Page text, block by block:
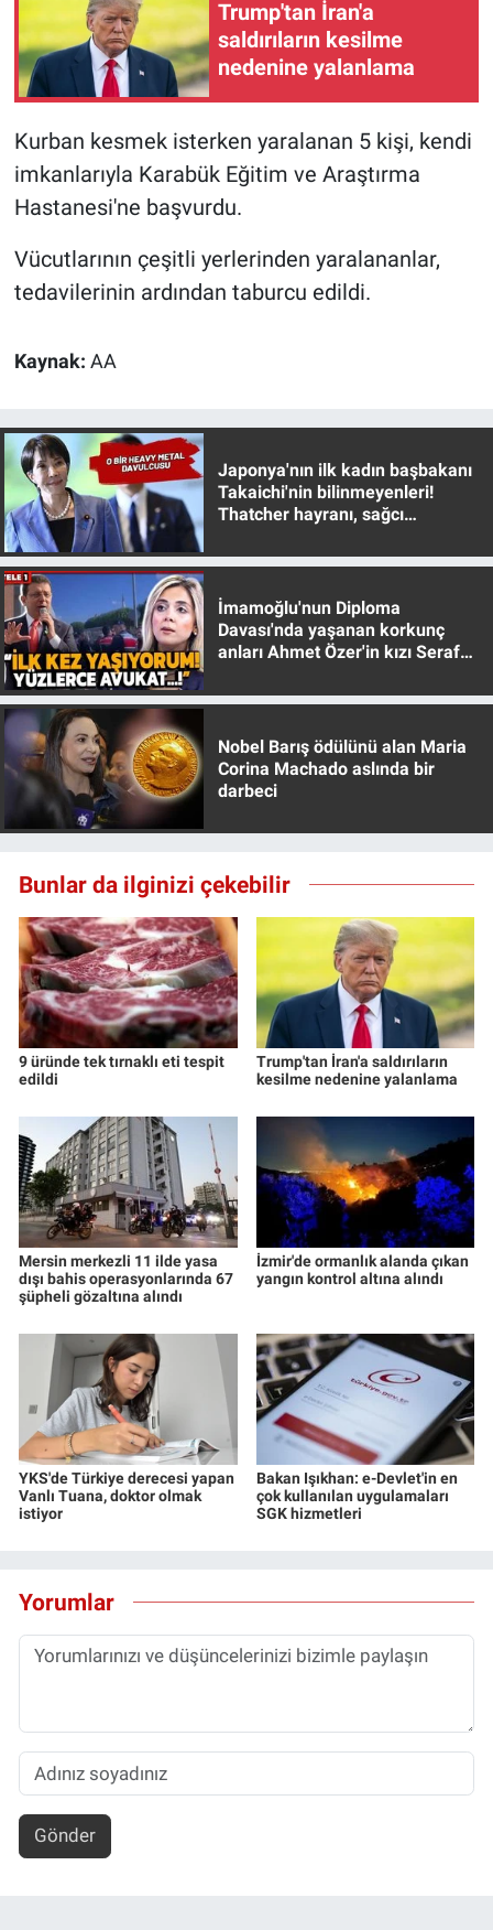
Trump'tan İran'a
saldırıların kesilme
nedenine yalanlama
Kurban kesmek isterken yaralanan 5 kişi, kendi
imkanlarıyla Karabük Eğitim ve Araştırma
Hastanesi'ne başvurdu.
Vücutlarının çeşitli yerlerinden yaralananlar,
tedavilerinin ardından taburcu edildi.
Kaynak: AA
Japonya'nın ilk kadın başbakanı
Takaichi'nin bilinmeyenleri!
Thatcher hayranı, sağcı
İmamoğlu'nun Diploma
Davası'nda yaşanan korkunç
anları Ahmet Özer'in kızı Seraf
Nobel Barış ödülünü alan Maria
Corina Machado aslında bir
darbeci
Bunlar da ilginizi çekebilir
9 üründe tek tırnaklı eti tespit
edildi
Trump'tan İran'a saldırıların
kesilme nedenine yalanlama
Mersin merkezli 11 ilde yasa
dışı bahis operasyonlarında 67
şüpheli gözaltına alındı
İzmir'de ormanlık alanda çıkan
yangın kontrol altına alındı
YKS'de Türkiye derecesi yapan
Vanlı Tuana, doktor olmak
istiyor
Bakan Işıkhan: e-Devlet'in en
çok kullanılan uygulamaları
SGK hizmetleri
Yorumlar
Gönder